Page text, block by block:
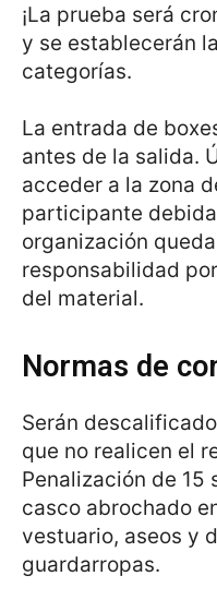
¡La prueba será
y se establecerán
categorías.
La entrada de
antes de la salida.
acceder a la zona
participante
organización
responsabilidad
del material.
Normas de
Serán
que no realicen el
Penalización de 15
casco abrochado
vestuario, aseos y
guardarropas.